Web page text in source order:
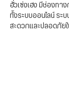
ฮั่วเซ่งเฮง มีช่องทา
ทั้งระบบออนไลน์ ระ
สะดวกและปลอดภัย